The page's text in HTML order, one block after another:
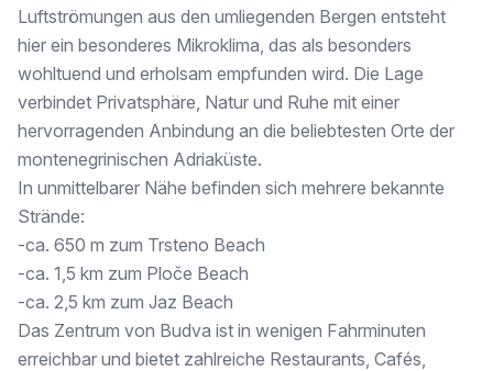
- großzügige Dachterrasse mit ca. 130 m²
- unverbaubarer Panoramameerblick
- hochwertige Massivbauweise
- mehrere Terrassen & Balkone
- Fußbodenheizung & Zentralheizung
- hochwertige Villeroy & Boch Sanitäranlagen
- dunkler Eichenparkettboden
- Garage für 2 Fahrzeuge
Luftströmungen aus den umliegenden Bergen entsteht
hier ein besonderes Mikroklima, das als besonders
wohltuend und erholsam empfunden wird. Die Lage
verbindet Privatsphäre, Natur und Ruhe mit einer
hervorragenden Anbindung an die beliebtesten Orte der
montenegrinischen Adriaküste.
In unmittelbarer Nähe befinden sich mehrere bekannte
Strände:
-ca. 650 m zum Trsteno Beach
-ca. 1,5 km zum Ploče Beach
-ca. 2,5 km zum Jaz Beach
Das Zentrum von Budva ist in wenigen Fahrminuten
erreichbar und bietet zahlreiche Restaurants, Cafés,